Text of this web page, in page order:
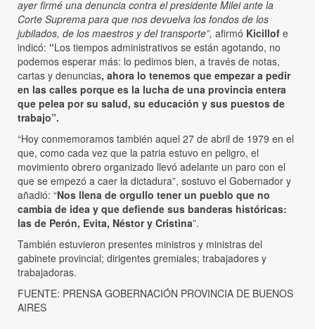
ayer firmé una denuncia contra el presidente Milei ante la
Corte Suprema para que nos devuelva los fondos de los
jubilados, de los maestros y del transporte”, afirmó Kicillof e
indicó: “Los tiempos administrativos se están agotando, no
podemos esperar más: lo pedimos bien, a través de notas,
cartas y denuncias, ahora lo tenemos que empezar a pedir
en las calles porque es la lucha de una provincia entera
que pelea por su salud, su educación y sus puestos de
trabajo”.
“Hoy conmemoramos también aquel 27 de abril de 1979 en el
que, como cada vez que la patria estuvo en peligro, el
movimiento obrero organizado llevó adelante un paro con el
que se empezó a caer la dictadura”, sostuvo el Gobernador y
añadió: “Nos llena de orgullo tener un pueblo que no
cambia de idea y que defiende sus banderas históricas:
las de Perón, Evita, Néstor y Cristina”.
También estuvieron presentes ministros y ministras del
gabinete provincial; dirigentes gremiales; trabajadores y
trabajadoras.
FUENTE: PRENSA GOBERNACIÓN PROVINCIA DE BUENOS
AIRES